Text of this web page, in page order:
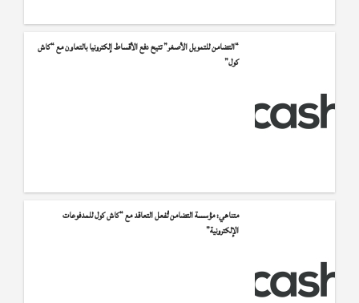
“التضامن للتمويل الأصغر” تتيح دفع الأقساط إلكترونيا بالتعاون مع “كاش
كول”
متناهي: مؤسسة التضامن تُفعل التعاقد مع “كاش كول للمدفوعات
الإلكترونية”